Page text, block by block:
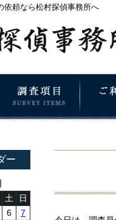
依頼なら松村探偵事務所へ
ー
土
日
6
7